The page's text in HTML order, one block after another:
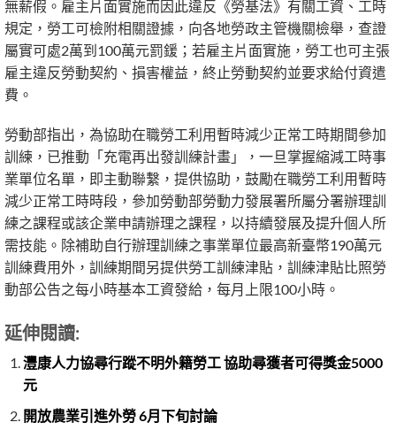
無薪假。雇主片面實施而因此違反《勞基法》有關工資、工時
規定，勞工可檢附相關證據，向各地勞政主管機關檢舉，查證
屬實可處2萬到100萬元罰鍰；若雇主片面實施，勞工也可主張
雇主違反勞動契約、損害權益，終止勞動契約並要求給付資遣
費。
勞動部指出，為協助在職勞工利用暫時減少正常工時期間參加
訓練，已推動「充電再出發訓練計畫」，一旦掌握縮減工時事
業單位名單，即主動聯繫，提供協助，鼓勵在職勞工利用暫時
減少正常工時時段，參加勞動部勞動力發展署所屬分署辦理訓
練之課程或該企業申請辦理之課程，以持續發展及提升個人所
需技能。除補助自行辦理訓練之事業單位最高新臺幣190萬元
訓練費用外，訓練期間另提供勞工訓練津貼，訓練津貼比照勞
動部公告之每小時基本工資發給，每月上限100小時。
延伸閱讀:
灃康人力協尋行蹤不明外籍勞工 協助尋獲者可得獎金5000
元
開放農業引進外勞 6月下旬討論